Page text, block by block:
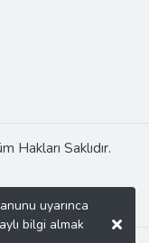
Saklıdır.
uyarınca
bilgi almak